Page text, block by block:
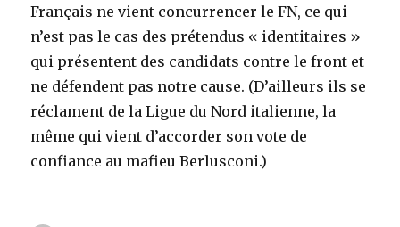
Français ne vient concurrencer le FN, ce qui
n’est pas le cas des prétendus « identitaires »
qui présentent des candidats contre le front et
ne défendent pas notre cause. (D’ailleurs ils se
réclament de la Ligue du Nord italienne, la
même qui vient d’accorder son vote de
confiance au mafieu Berlusconi.)